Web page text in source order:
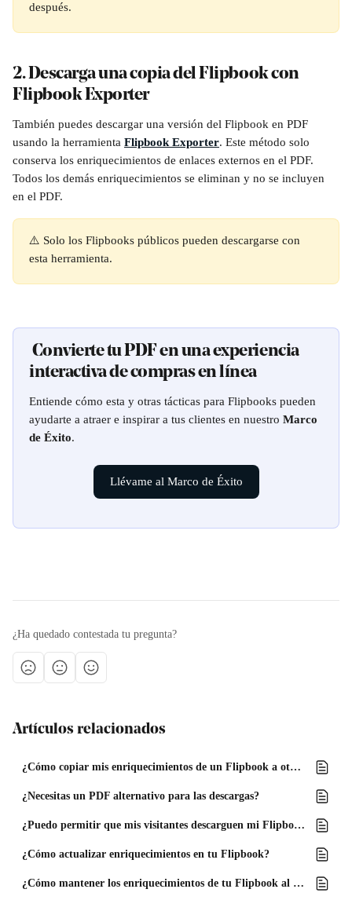
después.
2. Descarga una copia del Flipbook con
Flipbook Exporter
También puedes descargar una versión del Flipbook en PDF
usando la herramienta Flipbook Exporter. Este método solo
conserva los enriquecimientos de enlaces externos en el PDF.
Todos los demás enriquecimientos se eliminan y no se incluyen
en el PDF.
⚠️ Solo los Flipbooks públicos pueden descargarse con
esta herramienta.
Convierte tu PDF en una experiencia
interactiva de compras en línea
Entiende cómo esta y otras tácticas para Flipbooks pueden
ayudarte a atraer e inspirar a tus clientes en nuestro Marco
de Éxito.
Llévame al Marco de Éxito
¿Ha quedado contestada tu pregunta?
Artículos relacionados
¿Cómo copiar mis enriquecimientos de un Flipbook a otro?
¿Necesitas un PDF alternativo para las descargas?
¿Puedo permitir que mis visitantes descarguen mi Flipbook?
¿Cómo actualizar enriquecimientos en tu Flipbook?
¿Cómo mantener los enriquecimientos de tu Flipbook al añadir o eliminar páginas del PDF?